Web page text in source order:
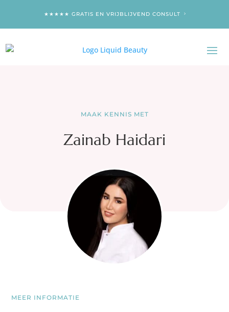
★★★★★ GRATIS EN VRIJBLIJVEND CONSULT
MAAK KENNIS MET
Zainab Haidari
MEER INFORMATIE